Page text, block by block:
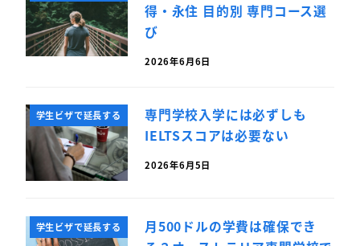
得・永住 目的別 専門コース選
び
2026年6月6日
学生ビザで延長する
専門学校入学には必ずしも
IELTSスコアは必要ない
2026年6月5日
学生ビザで延長する
月500ドルの学費は確保でき